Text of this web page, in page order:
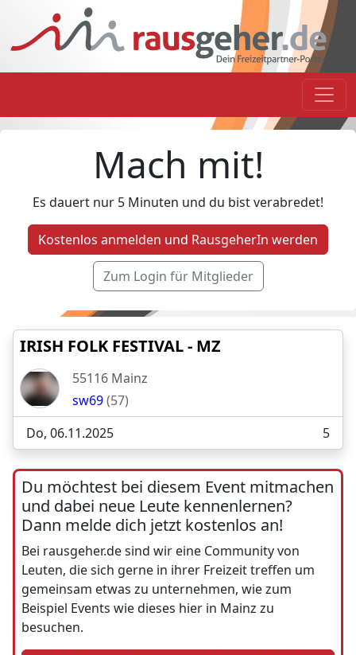
Mach mit!
Es dauert nur 5 Minuten und du bist verabredet!
Kostenlos anmelden und RausgeherIn werden
Zum Login für Mitglieder
IRISH FOLK FESTIVAL - MZ
55116 Mainz
sw69(57)
Do, 06.11.2025
5
Du möchtest bei diesem Event mitmachen
und dabei neue Leute kennenlernen?
Dann melde dich jetzt kostenlos an!
Bei rausgeher.de sind wir eine Community von
Leuten, die sich gerne in ihrer Freizeit treffen um
gemeinsam etwas zu unternehmen, wie zum
Beispiel Events wie dieses hier in Mainz zu
besuchen.